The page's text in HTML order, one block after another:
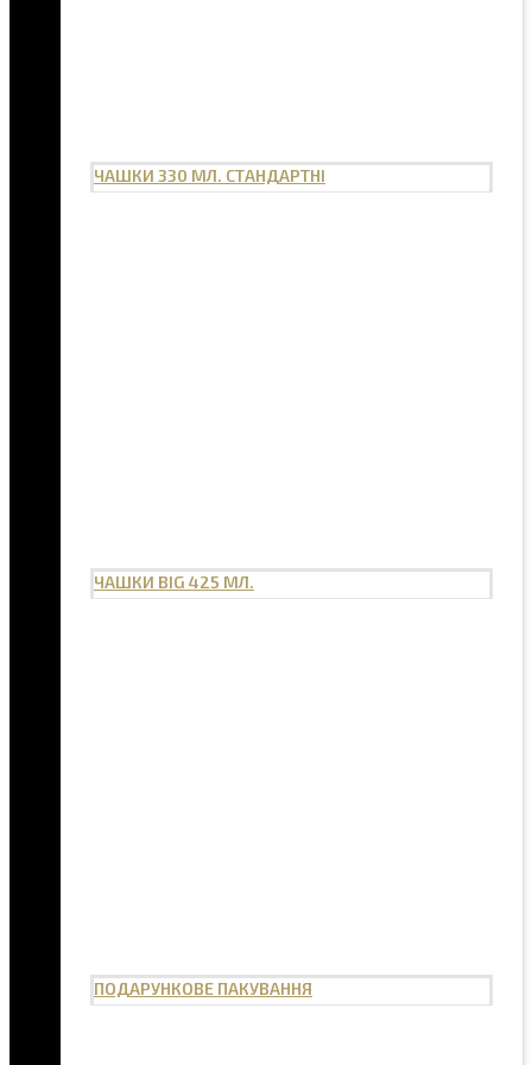
ЧАШКИ 330 МЛ. СТАНДАРТНІ
ЧАШКИ BIG 425 МЛ.
ПОДАРУНКОВЕ ПАКУВАННЯ